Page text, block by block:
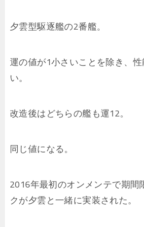
夕雲型駆逐艦の2番艦。
運の値が1小さいことを除き、
い。
改造後はどちらの艦も運12。
同じ値になる。
2016年最初のオンメンテで期間
クが夕雲と一緒に実装された。